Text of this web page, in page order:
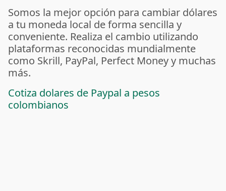
Somos la mejor opción para cambiar dólares
a tu moneda local de forma sencilla y
conveniente. Realiza el cambio utilizando
plataformas reconocidas mundialmente
como Skrill, PayPal, Perfect Money y muchas
más.
Cotiza dolares de Paypal a pesos
colombianos